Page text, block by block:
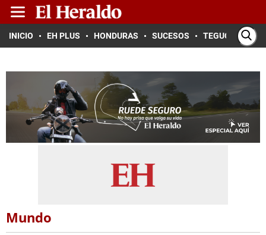
INICIO EH PLUS HONDURAS SUCESOS TEGUCIGALPA
Mundo